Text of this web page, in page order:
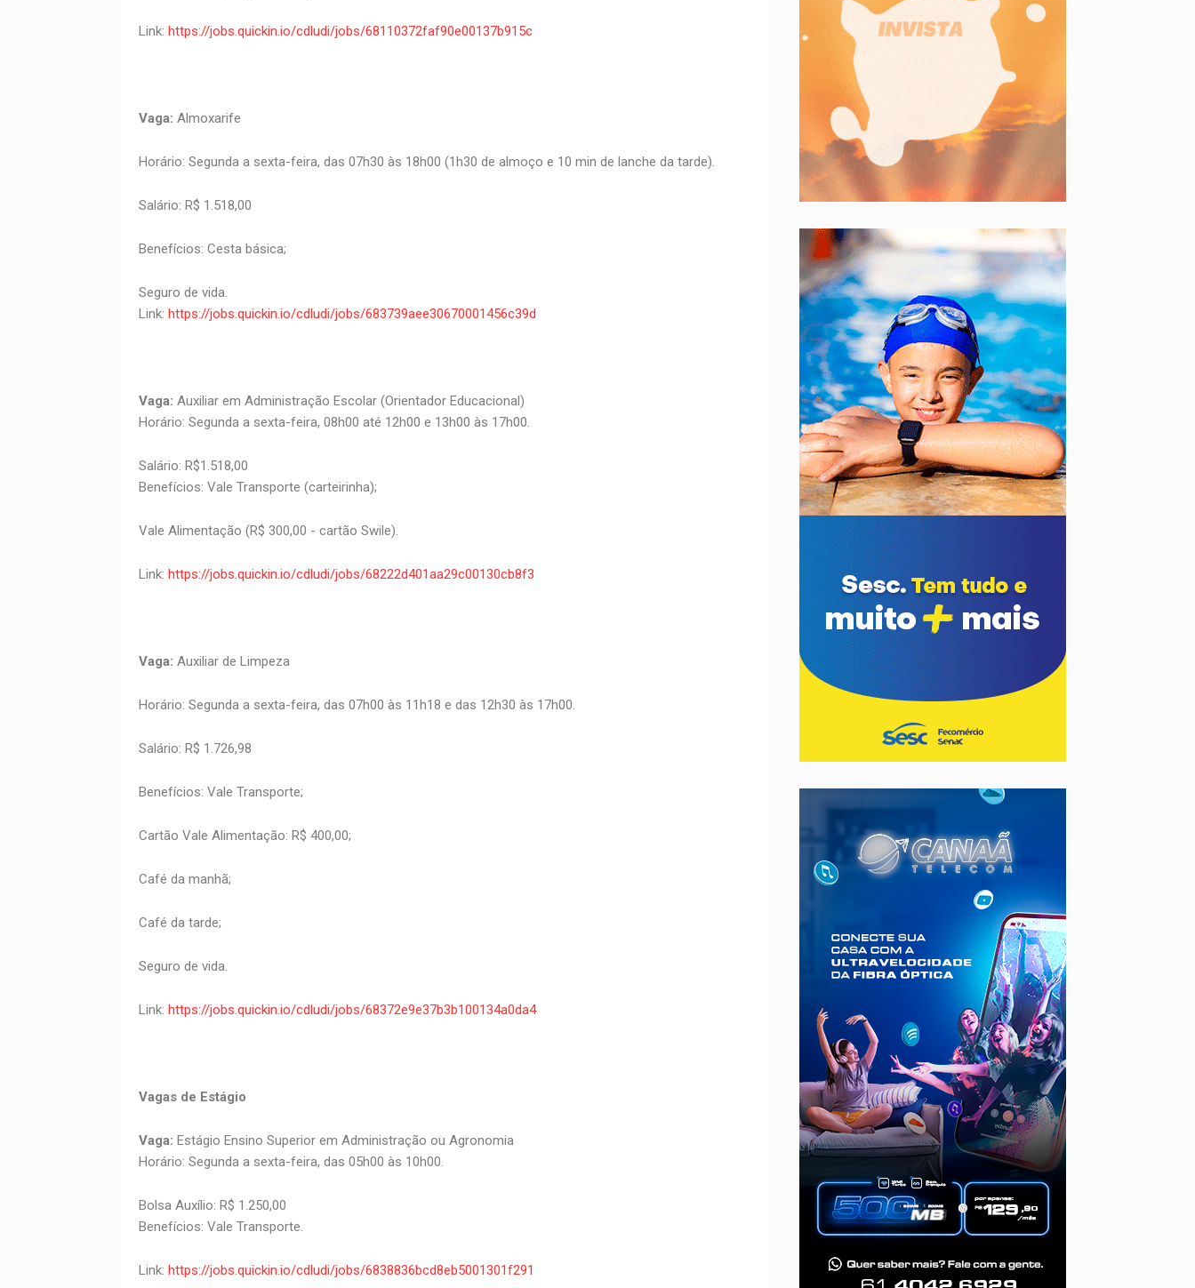
Link: https://jobs.quickin.io/cdludi/jobs/68110372faf90e00137b915c
Vaga: Almoxarife
Horário: Segunda a sexta-feira, das 07h30 às 18h00 (1h30 de almoço e 10 min de lanche da tarde).
Salário: R$ 1.518,00
Benefícios: Cesta básica;
Seguro de vida.
Link: https://jobs.quickin.io/cdludi/jobs/683739aee30670001456c39d
Vaga: Auxiliar em Administração Escolar (Orientador Educacional)
Horário: Segunda a sexta-feira, 08h00 até 12h00 e 13h00 às 17h00.
Salário: R$1.518,00
Benefícios: Vale Transporte (carteirinha);
Vale Alimentação (R$ 300,00 - cartão Swile).
Link: https://jobs.quickin.io/cdludi/jobs/68222d401aa29c00130cb8f3
Vaga: Auxiliar de Limpeza
Horário: Segunda a sexta-feira, das 07h00 às 11h18 e das 12h30 às 17h00.
Salário: R$ 1.726,98
Benefícios: Vale Transporte;
Cartão Vale Alimentação: R$ 400,00;
Café da manhã;
Café da tarde;
Seguro de vida.
Link: https://jobs.quickin.io/cdludi/jobs/68372e9e37b3b100134a0da4
Vagas de Estágio
Vaga: Estágio Ensino Superior em Administração ou Agronomia
Horário: Segunda a sexta-feira, das 05h00 às 10h00.
Bolsa Auxílio: R$ 1.250,00
Benefícios: Vale Transporte.
Link: https://jobs.quickin.io/cdludi/jobs/6838836bcd8eb5001301f291